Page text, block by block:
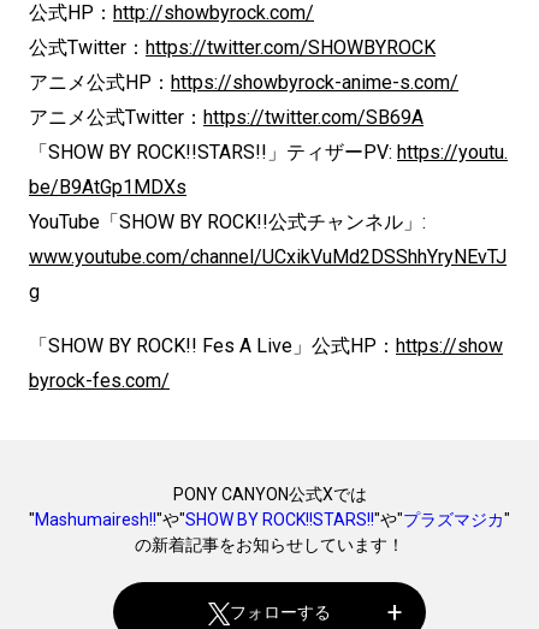
公式HP： http://showbyrock.com/
公式Twitter： https://twitter.com/SHOWBYROCK
アニメ公式HP： https://showbyrock-anime-s.com/
アニメ公式Twitter： https://twitter.com/SB69A
「SHOW BY ROCK!!STARS!!」ティザーPV: https://youtu.
be/B9AtGp1MDXs
YouTube「SHOW BY ROCK!!公式チャンネル」:
www.youtube.com/channel/UCxikVuMd2DSShhYryNEvTJ
g
「SHOW BY ROCK!! Fes A Live」公式HP： https://show
byrock-fes.com/
PONY CANYON公式Xでは
"Mashumairesh!!"や"SHOW BY ROCK!!STARS!!"や"プラズマジカ"
の新着記事をお知らせしています！
フォローする